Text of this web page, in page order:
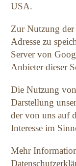
USA.
Zur Nutzung
Adresse zu
Server von
Anbieter dieser
Die Nutzung
Darstellung
der von uns auf
Interesse im
Mehr